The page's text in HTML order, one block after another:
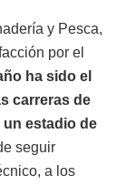
y Pesca,
por el
ha sido el
carreras de
estadio de
seguir
a los